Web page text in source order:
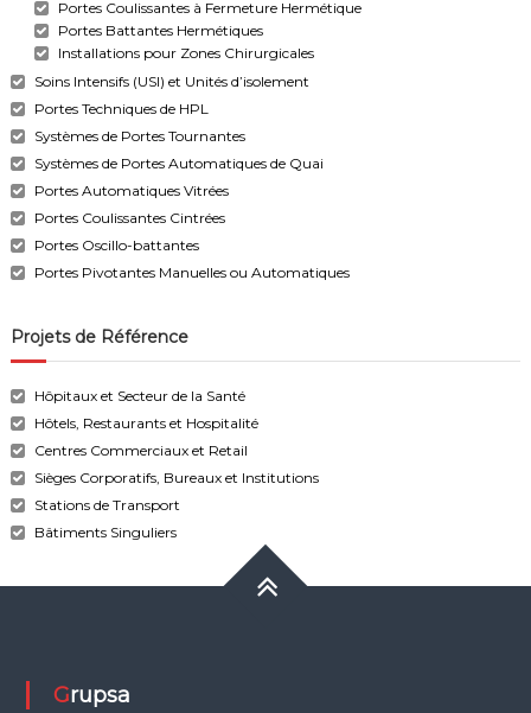
Portes Coulissantes à Fermeture Hermétique
Portes Battantes Hermétiques
Installations pour Zones Chirurgicales
Soins Intensifs (USI) et Unités d’isolement
Portes Techniques de HPL
Systèmes de Portes Tournantes
Systèmes de Portes Automatiques de Quai
Portes Automatiques Vitrées
Portes Coulissantes Cintrées
Portes Oscillo-battantes
Portes Pivotantes Manuelles ou Automatiques
Projets de Référence
Hôpitaux et Secteur de la Santé
Hôtels, Restaurants et Hospitalité
Centres Commerciaux et Retail
Sièges Corporatifs, Bureaux et Institutions
Stations de Transport
Bâtiments Singuliers
Grupsa